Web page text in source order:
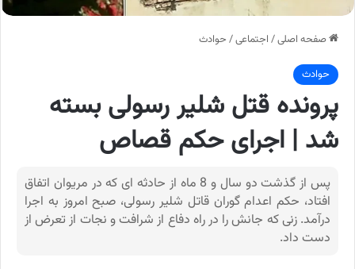
صفحه اصلی/ اجتماعی/ حوادث
حوادث
پرونده قتل شلیر رسولی بسته
شد | اجرای حکم قصاص
پس از گذشت دو سال و 8 ماه از حادثه ای که در مریوان اتفاق
افتاد، حکم اعدام گوران قاتل شلیر رسولی، صبح امروز به اجرا
درآمد. زنی که جانش را در راه دفاع از شرافت و نجات از تعرض از
دست داد.